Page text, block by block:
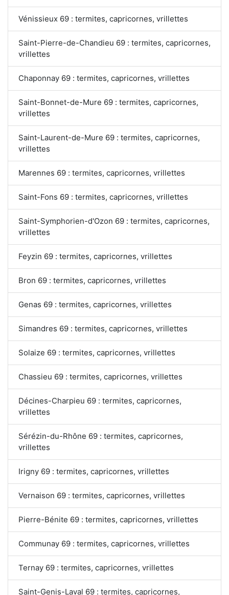
Vénissieux 69 : termites, capricornes, vrillettes
Saint-Pierre-de-Chandieu 69 : termites, capricornes,
vrillettes
Chaponnay 69 : termites, capricornes, vrillettes
Saint-Bonnet-de-Mure 69 : termites, capricornes,
vrillettes
Saint-Laurent-de-Mure 69 : termites, capricornes,
vrillettes
Marennes 69 : termites, capricornes, vrillettes
Saint-Fons 69 : termites, capricornes, vrillettes
Saint-Symphorien-d'Ozon 69 : termites, capricornes,
vrillettes
Feyzin 69 : termites, capricornes, vrillettes
Bron 69 : termites, capricornes, vrillettes
Genas 69 : termites, capricornes, vrillettes
Simandres 69 : termites, capricornes, vrillettes
Solaize 69 : termites, capricornes, vrillettes
Chassieu 69 : termites, capricornes, vrillettes
Décines-Charpieu 69 : termites, capricornes,
vrillettes
Sérézin-du-Rhône 69 : termites, capricornes,
vrillettes
Irigny 69 : termites, capricornes, vrillettes
Vernaison 69 : termites, capricornes, vrillettes
Pierre-Bénite 69 : termites, capricornes, vrillettes
Communay 69 : termites, capricornes, vrillettes
Ternay 69 : termites, capricornes, vrillettes
Saint-Genis-Laval 69 : termites, capricornes,